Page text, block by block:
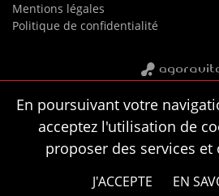
En poursuivant votre
acceptez l'utilisation de
proposer des services et
J'ACCEPTE EN
Mentions légales
Politique de confidentialité